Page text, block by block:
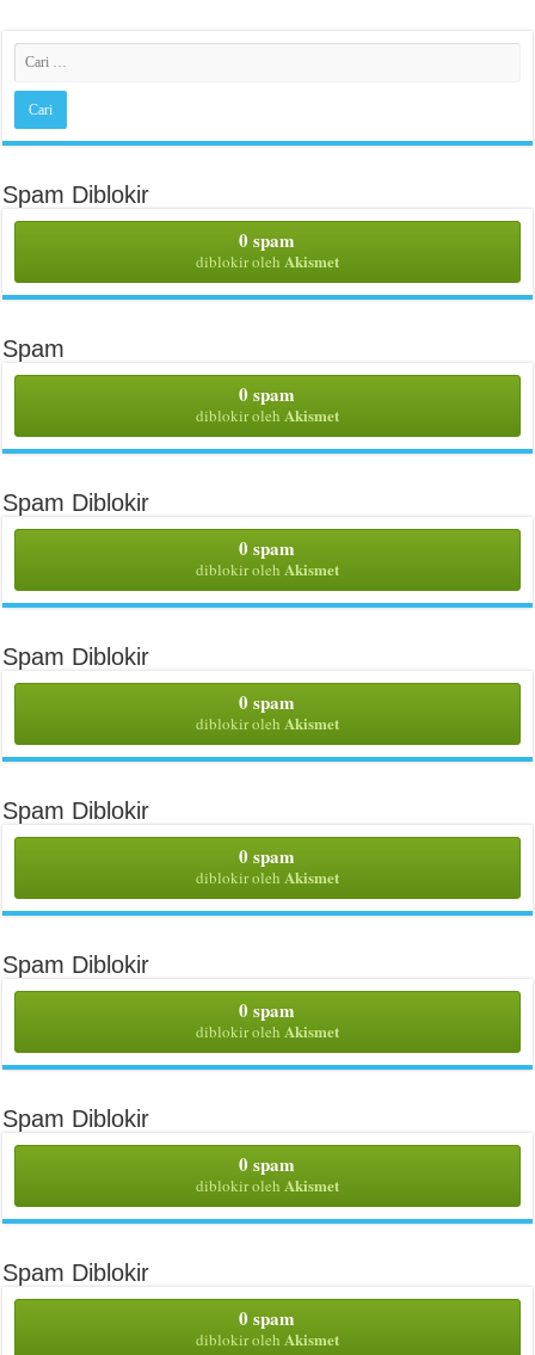
Spam Diblokir
0 spam
diblokir oleh Akismet
Spam
0 spam
diblokir oleh Akismet
Spam Diblokir
0 spam
diblokir oleh Akismet
Spam Diblokir
0 spam
diblokir oleh Akismet
Spam Diblokir
0 spam
diblokir oleh Akismet
Spam Diblokir
0 spam
diblokir oleh Akismet
Spam Diblokir
0 spam
diblokir oleh Akismet
Spam Diblokir
0 spam
diblokir oleh Akismet